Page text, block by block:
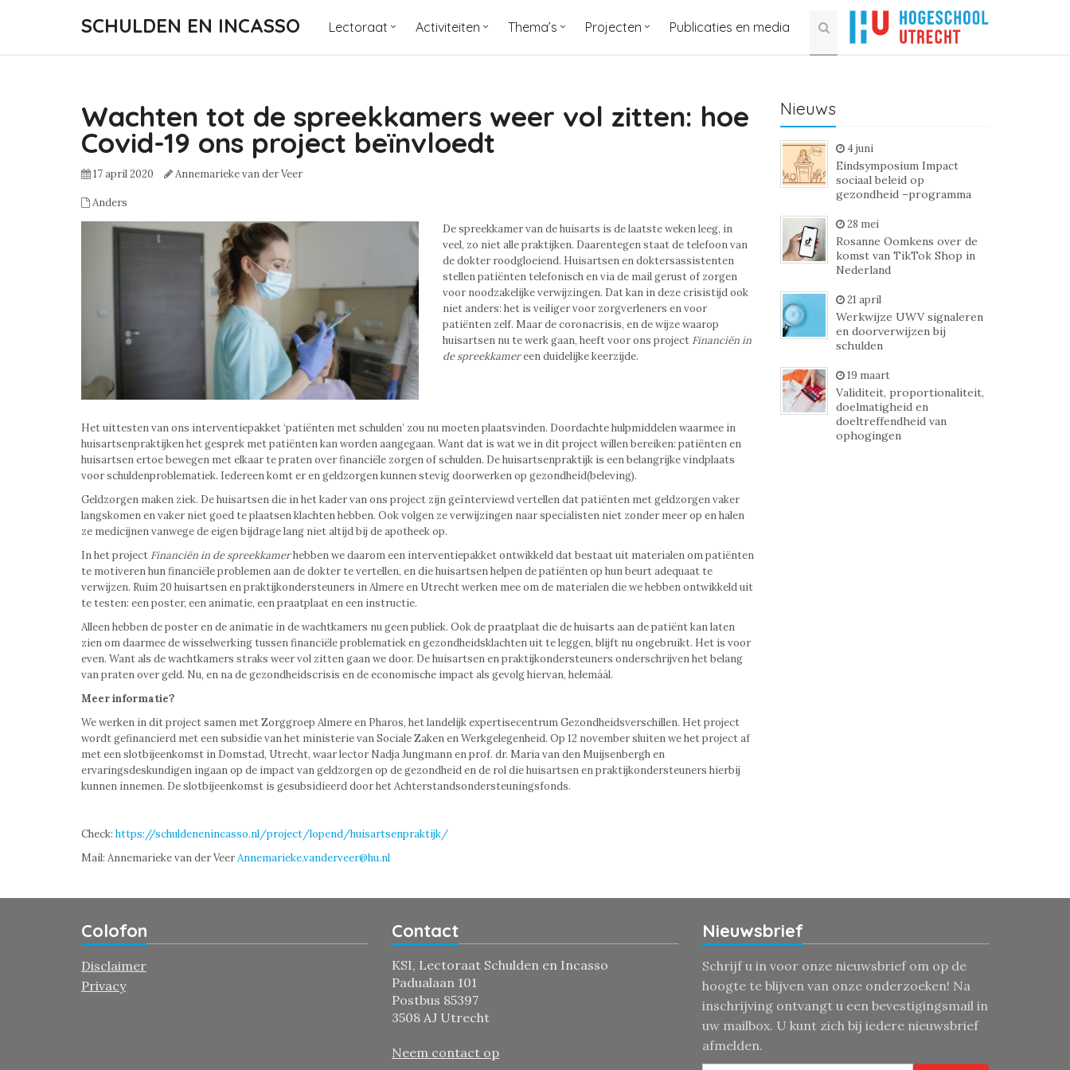
SCHULDEN EN INCASSO Lectoraat Activiteiten Thema’s Projecten Publicaties en media
Wachten tot de spreekkamers weer vol zitten: hoe
Covid-19 ons project beïnvloedt
17 april 2020 Annemarieke van der Veer
Anders
De spreekkamer van de huisarts is de laatste weken leeg, in
veel, zo niet alle praktijken. Daarentegen staat de telefoon van
de dokter roodgloeiend. Huisartsen en doktersassistenten
stellen patiënten telefonisch en via de mail gerust of zorgen
voor noodzakelijke verwijzingen. Dat kan in deze crisistijd ook
niet anders: het is veiliger voor zorgverleners en voor
patiënten zelf. Maar de coronacrisis, en de wijze waarop
huisartsen nu te werk gaan, heeft voor ons project Financiën in
de spreekkamereen duidelijke keerzijde.
Het uittesten van ons interventiepakket ‘patiënten met schulden’ zou nu moeten plaatsvinden. Doordachte hulpmiddelen waarmee in
huisartsenpraktijken het gesprek met patiënten kan worden aangegaan. Want dat is wat we in dit project willen bereiken: patiënten en
huisartsen ertoe bewegen met elkaar te praten over financiële zorgen of schulden. De huisartsenpraktijk is een belangrijke vindplaats
voor schuldenproblematiek. Iedereen komt er en geldzorgen kunnen stevig doorwerken op gezondheid(beleving).
Geldzorgen maken ziek. De huisartsen die in het kader van ons project zijn geïnterviewd vertellen dat patiënten met geldzorgen vaker
langskomen en vaker niet goed te plaatsen klachten hebben. Ook volgen ze verwijzingen naar specialisten niet zonder meer op en halen
ze medicijnen vanwege de eigen bijdrage lang niet altijd bij de apotheek op.
In het project Financiën in de spreekkamerhebben we daarom een interventiepakket ontwikkeld dat bestaat uit materialen om patiënten
te motiveren hun financiële problemen aan de dokter te vertellen, en die huisartsen helpen de patiënten op hun beurt adequaat te
verwijzen. Ruim 20 huisartsen en praktijkondersteuners in Almere en Utrecht werken mee om de materialen die we hebben ontwikkeld uit
te testen: een poster, een animatie, een praatplaat en een instructie.
Alleen hebben de poster en de animatie in de wachtkamers nu geen publiek. Ook de praatplaat die de huisarts aan de patiënt kan laten
zien om daarmee de wisselwerking tussen financiële problematiek en gezondheidsklachten uit te leggen, blijft nu ongebruikt. Het is voor
even. Want als de wachtkamers straks weer vol zitten gaan we door. De huisartsen en praktijkondersteuners onderschrijven het belang
van praten over geld. Nu, en na de gezondheidscrisis en de economische impact als gevolg hiervan, helemáál.
Meer informatie?
We werken in dit project samen met Zorggroep Almere en Pharos, het landelijk expertisecentrum Gezondheidsverschillen. Het project
wordt gefinancierd met een subsidie van het ministerie van Sociale Zaken en Werkgelegenheid. Op 12 november sluiten we het project af
met een slotbijeenkomst in Domstad, Utrecht, waar lector Nadja Jungmann en prof. dr. Maria van den Muijsenbergh en
ervaringsdeskundigen ingaan op de impact van geldzorgen op de gezondheid en de rol die huisartsen en praktijkondersteuners hierbij
kunnen innemen. De slotbijeenkomst is gesubsidieerd door het Achterstandsondersteuningsfonds.
Check: https://schuldenenincasso.nl/project/lopend/huisartsenpraktijk/
Mail: Annemarieke van der VeerAnnemarieke.vanderveer@hu.nl
Nieuws
4 juni
Eindsymposium Impact
sociaal beleid op
gezondheid –programma
28 mei
Rosanne Oomkens over de
komst van TikTok Shop in
Nederland
21 april
Werkwijze UWV signaleren
en doorverwijzen bij
schulden
19 maart
Validiteit, proportionaliteit,
doelmatigheid en
doeltreffendheid van
ophogingen
Colofon
Disclaimer
Privacy
Contact
KSI, Lectoraat Schulden en Incasso
Padualaan 101
Postbus 85397
3508 AJ Utrecht
Neem contact op
Nieuwsbrief
Schrijf u in voor onze nieuwsbrief om op de
hoogte te blijven van onze onderzoeken! Na
inschrijving ontvangt u een bevestigingsmail in
uw mailbox. U kunt zich bij iedere nieuwsbrief
afmelden.